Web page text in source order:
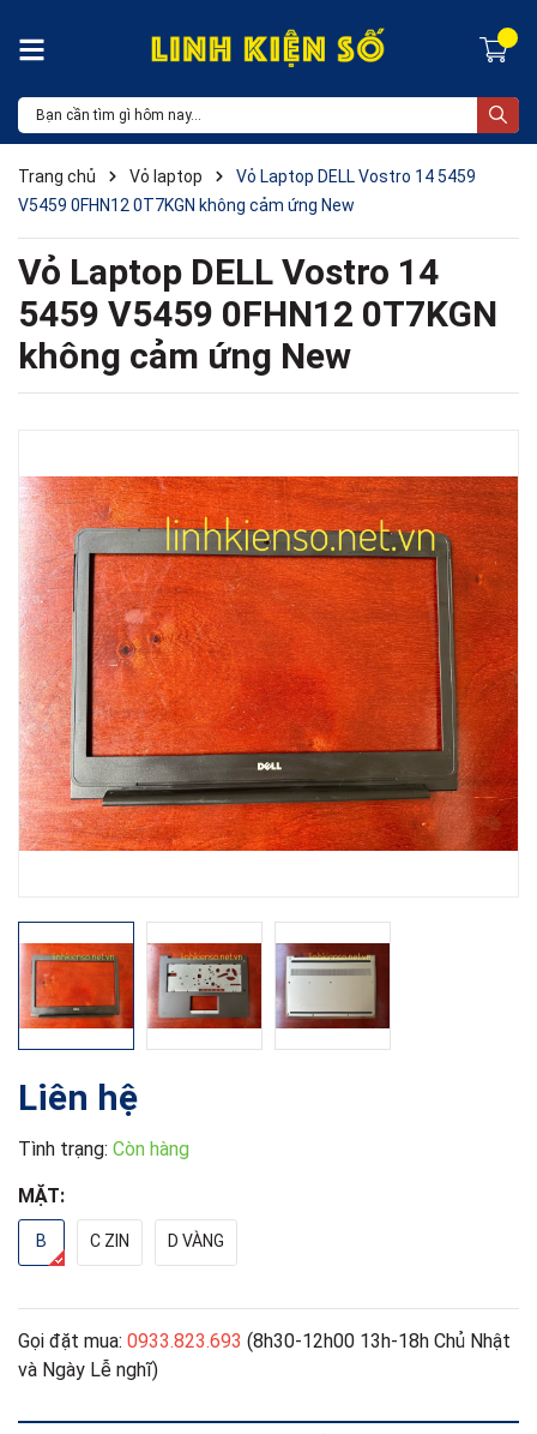
Trang chủ Vỏ laptop
Vỏ Laptop DELL Vostro 14 5459
V5459 0FHN12 0T7KGN không cảm ứng New
Vỏ Laptop DELL Vostro 14
5459 V5459 0FHN12 0T7KGN
không cảm ứng New
Liên hệ
Tình trạng: Còn hàng
MẶT:
B C ZIN D VÀNG
Gọi đặt mua: 0933.823.693 (8h30-12h00 13h-18h Chủ Nhật
và Ngày Lễ nghĩ)